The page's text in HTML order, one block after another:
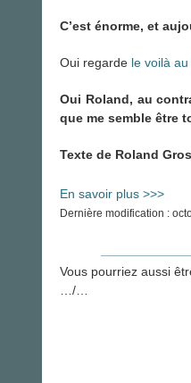
C’est énorme, et
Oui regarde le voilà
Oui Roland, au
que me semble être
Texte de Roland
En savoir plus >>>
Dernière modification :
Vous pourriez aussi
…/…